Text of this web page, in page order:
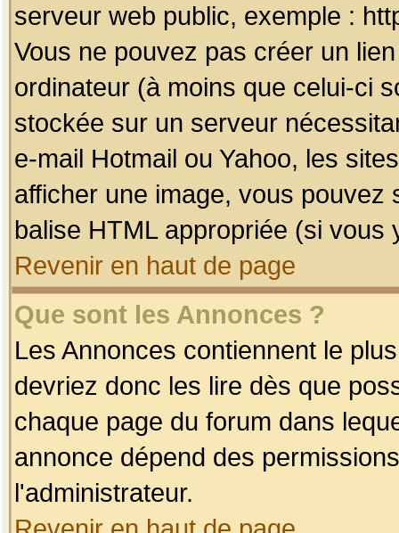
serveur web public, exemple :
Vous ne pouvez pas créer un
ordinateur (à moins que celui-ci
stockée sur un serveur
e-mail Hotmail ou Yahoo, les
afficher une image, vous pouvez
balise HTML appropriée (si vous
Revenir en haut de page
Que sont les Annonces ?
Les Annonces contiennent le
devriez donc les lire dès que
chaque page du forum dans
annonce dépend des
l'administrateur.